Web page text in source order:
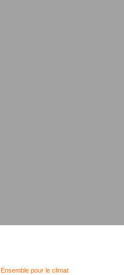
Ensemble pour le climat